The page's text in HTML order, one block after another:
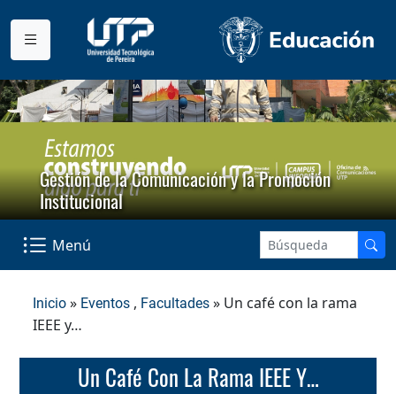
Gestión de la Comunicación y la Promoción
Institucional
Menú
Inicio » Eventos , Facultades » Un café con la rama
IEEE y…
Un Café Con La Rama IEEE Y…